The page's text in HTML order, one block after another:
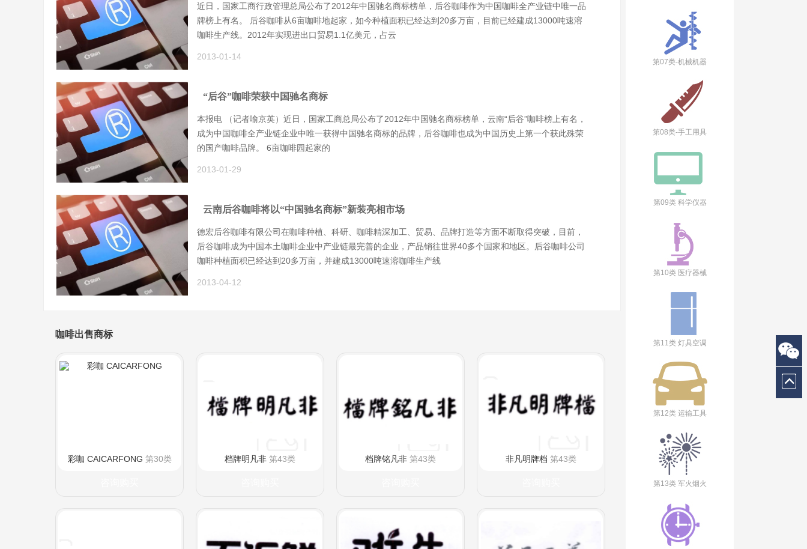
近日，国家工商行政管理总局公布了2012年中国驰名商标榜单，后谷咖啡作为中国咖啡全产业链中唯一品
牌榜上有名。 后谷咖啡从6亩咖啡地起家，如今种植面积已经达到20多万亩，目前已经建成13000吨速溶
咖啡生产线。2012年实现进出口贸易1.1亿美元，占云
2013-01-14
“后谷”咖啡荣获中国驰名商标
本报电 （记者喻京英）近日，国家工商总局公布了2012年中国驰名商标榜单，云南“后谷”咖啡榜上有名，
成为中国咖啡全产业链企业中唯一获得中国驰名商标的品牌，后谷咖啡也成为中国历史上第一个获此殊荣
的国产咖啡品牌。 6亩咖啡园起家的
2013-01-29
云南后谷咖啡将以“中国驰名商标”新装亮相市场
德宏后谷咖啡有限公司在咖啡种植、科研、咖啡精深加工、贸易、品牌打造等方面不断取得突破，目前，
后谷咖啡成为中国本土咖啡企业中产业链最完善的企业，产品销往世界40多个国家和地区。后谷咖啡公司
咖啡种植面积已经达到20多万亩，并建成13000吨速溶咖啡生产线
2013-04-12
咖啡出售商标
彩咖 CAICARFONG 第30类 档牌明凡非 第43类 档牌铭凡非 第43类 非凡明牌档 第43类
第07类-机械机器
第08类-手工用具
第09类 科学仪器
第10类 医疗器械
第11类 灯具空调
第12类 运输工具
第13类 军火烟火